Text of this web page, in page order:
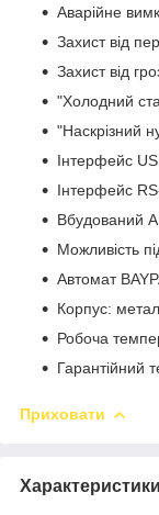
Аварійне
Захист від
Захист від
"Холодний
"Наскрізний
Інтерфейс
Інтерфейс
Вбудований
Можливість
Автомат
Корпус:
Робоча
Гарантійний
Приховати
Характеристики